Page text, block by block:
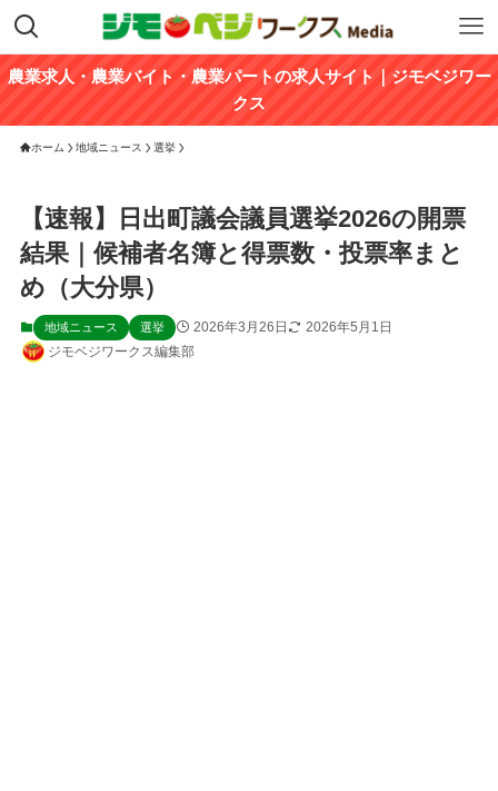
農業求人・農業バイト・農業パートの求人サイト｜ジモベジワー
クス
ホーム 地域ニュース 選挙
【速報】日出町議会議員選挙2026の開票
結果｜候補者名簿と得票数・投票率まと
め（大分県）
地域ニュース 選挙 2026年3月26日
2026年5月1日
ジモベジワークス編集部